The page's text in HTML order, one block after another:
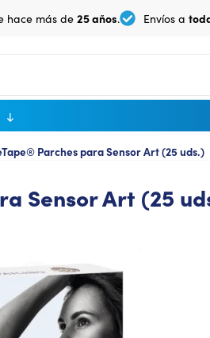
hace más de 25 años. Envíos a
Parches para Sensor Art (25 uds.)
Sensor Art (25